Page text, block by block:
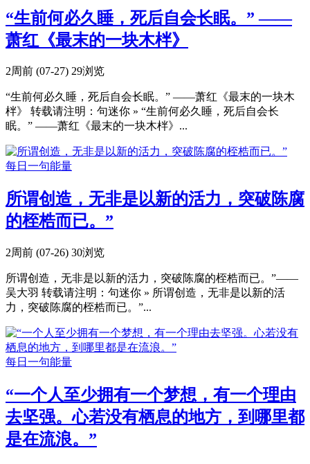
“生前何必久睡，死后自会长眠。” ——
萧红《最末的一块木柈》
2周前 (07-27) 29浏览
“生前何必久睡，死后自会长眠。” ——萧红《最末的一块木
柈》 转载请注明：句迷你 » “生前何必久睡，死后自会长
眠。” ——萧红《最末的一块木柈》...
每日一句能量
所谓创造，无非是以新的活力，突破陈腐
的桎梏而已。”
2周前 (07-26) 30浏览
所谓创造，无非是以新的活力，突破陈腐的桎梏而已。”——
吴大羽 转载请注明：句迷你 » 所谓创造，无非是以新的活
力，突破陈腐的桎梏而已。”...
每日一句能量
“一个人至少拥有一个梦想，有一个理由
去坚强。心若没有栖息的地方，到哪里都
是在流浪。”